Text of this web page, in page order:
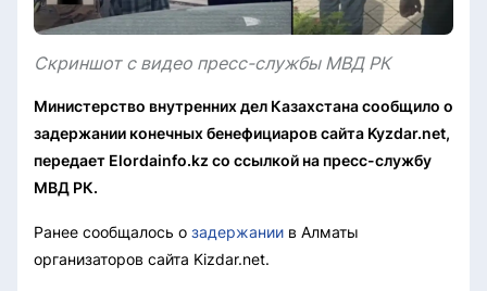
Скриншот с видео пресс-службы МВД РК
Министерство внутренних дел Казахстана сообщило о
задержании конечных бенефициаров сайта Kyzdar.net,
передает Elordainfo.kz со ссылкой на пресс-службу
МВД РК.
Ранее сообщалось о задержании в Алматы
организаторов сайта Kizdar.net.